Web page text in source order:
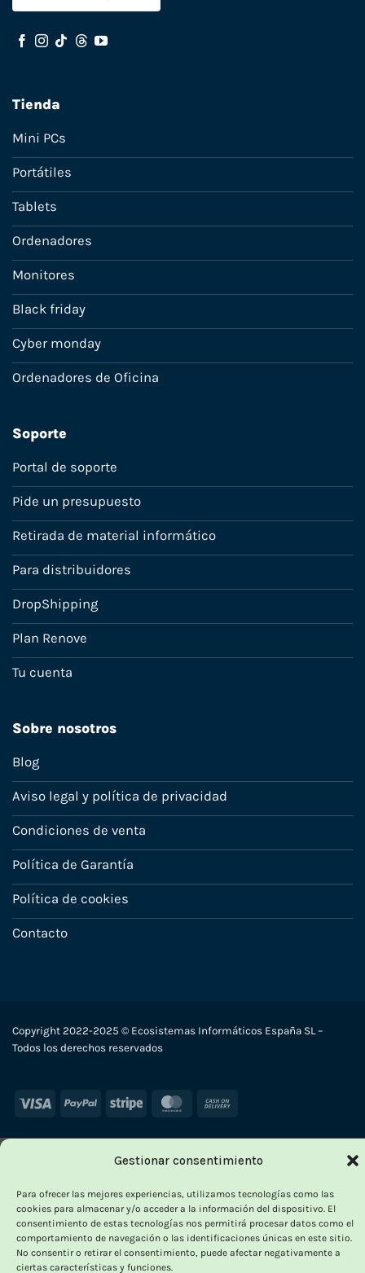
Gestionar consentimiento
Para ofrecer las mejores experiencias, utilizamos tecnologías como las
cookies para almacenar y/o acceder a la información del dispositivo. El
consentimiento de estas tecnologías nos permitirá procesar datos como el
comportamiento de navegación o las identificaciones únicas en este sitio.
No consentir o retirar el consentimiento, puede afectar negativamente a
ciertas características y funciones.
Tienda
Mini PCs
Portátiles
Tablets
Ordenadores
Monitores
Black friday
Cyber monday
Ordenadores de Oficina
Soporte
Portal de soporte
Pide un presupuesto
Retirada de material informático
Para distribuidores
DropShipping
Plan Renove
Tu cuenta
Sobre nosotros
Blog
Aviso legal y política de privacidad
Condiciones de venta
Política de Garantía
Política de cookies
Contacto
Copyright 2022-2025 © Ecosistemas Informáticos España SL –
Todos los derechos reservados
Visa PayPal Stripe MasterCard
Delivery